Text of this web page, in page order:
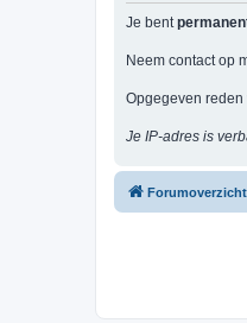
Je bent
Neem contact op
Opgegeven
Je IP-adres is
Forumoverzicht